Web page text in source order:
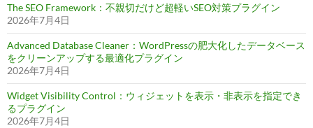
The SEO Framework：不親切だけど超軽いSEO対策プラグイン
2026年7月4日
Advanced Database Cleaner：WordPressの肥大化したデータベース
をクリーンアップする最適化プラグイン
2026年7月4日
Widget Visibility Control：ウィジェットを表示・非表示を指定でき
るプラグイン
2026年7月4日